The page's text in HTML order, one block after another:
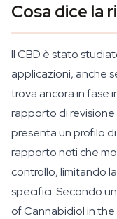
Cosa dice la
Il CBD è stato
applicazioni, anche
trova ancora in fase
rapporto di revisione
presenta un profilo di
rapporto noti che
controllo, limitando
specifici. Secondo
of Cannabidiol in